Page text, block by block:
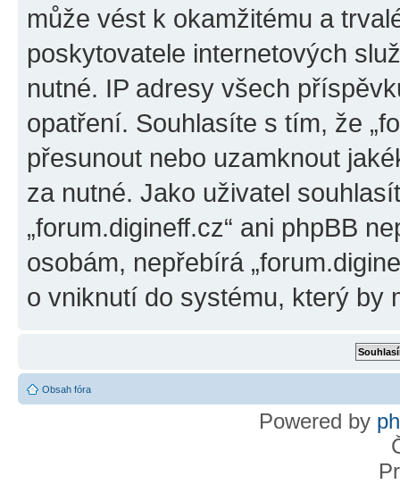
může vést k okamžitému a
poskytovatele internetových
nutné. IP adresy všech
opatření. Souhlasíte s tím, že
přesunout nebo uzamknout
za nutné. Jako uživatel
„forum.digineff.cz“ ani phpBB
osobám, nepřebírá
o vniknutí do systému, který by
Obsah fóra
Powered by